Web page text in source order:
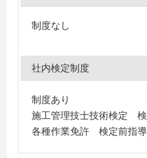
制度なし
社内検定制度
制度あり
施工管理技士技術検定 検
各種作業免許 検定前指導